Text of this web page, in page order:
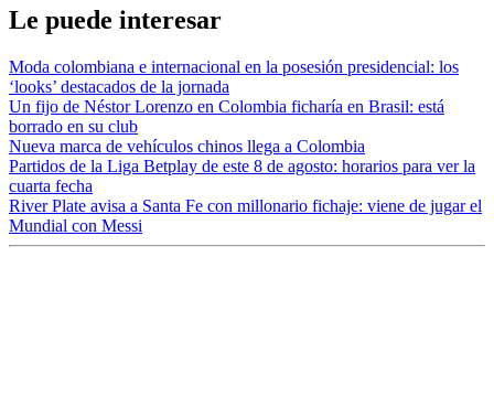
Le puede interesar
Moda colombiana e internacional en la posesión presidencial: los
‘looks’ destacados de la jornada
Un fijo de Néstor Lorenzo en Colombia ficharía en Brasil: está
borrado en su club
Nueva marca de vehículos chinos llega a Colombia
Partidos de la Liga Betplay de este 8 de agosto: horarios para ver la
cuarta fecha
River Plate avisa a Santa Fe con millonario fichaje: viene de jugar el
Mundial con Messi